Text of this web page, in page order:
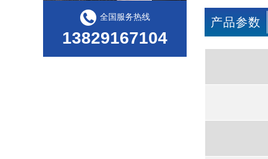
全国服务热线
13829167104
产品参数